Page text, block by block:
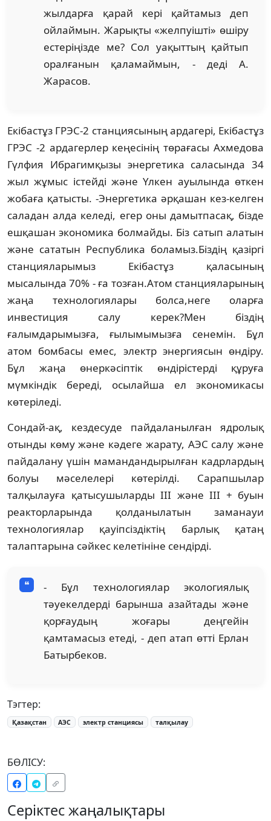
жылдарға қарай кері қайтамыз деп
ойлаймын. Жарықты «желпуішті» өшіру
естеріңізде ме? Сол уақыттың қайтып
оралғанын қаламаймын, - деді А.
Жарасов.
Екібастұз ГРЭС-2 станциясының ардагері, Екібастұз
ГРЭС -2 ардагерлер кеңесінің төрағасы Ахмедова
Гүлфия Ибрагимқызы энергетика саласында 34
жыл жұмыс істейді және Үлкен ауылында өткен
жобаға қатысты. -Энергетика әрқашан кез-келген
саладан алда келеді, егер оны дамытпасақ, бізде
ешқашан экономика болмайды. Біз сатып алатын
және сататын Республика боламыз.Біздің қазіргі
станцияларымыз Екібастұз қаласының
мысалында 70% - ға тозған.Атом станцияларының
жаңа технологиялары болса,неге оларға
инвестиция салу керек?Мен біздің
ғалымдарымызға, ғылымымызға сенемін. Бұл
атом бомбасы емес, электр энергиясын өндіру.
Бұл жаңа өнеркәсіптік өндірістерді құруға
мүмкіндік береді, осылайша ел экономикасы
көтеріледі.
Сондай-ақ, кездесуде пайдаланылған ядролық
отынды көму және кәдеге жарату, АЭС салу және
пайдалану үшін мамандандырылған кадрлардың
болуы мәселелері көтерілді. Сарапшылар
талқылауға қатысушыларды III және III + буын
реакторларында қолданылатын заманауи
технологиялар қауіпсіздіктің барлық қатаң
талаптарына сәйкес келетініне сендірді.
- Бұл технологиялар экологиялық
тәуекелдерді барынша азайтады және
қорғаудың жоғары деңгейін
қамтамасыз етеді, - деп атап өтті Ерлан
Батырбеков.
Тэгтер:
Қазақстан АЭС электр станциясы талқылау
БӨЛІСУ:
Серіктес жаңалықтары